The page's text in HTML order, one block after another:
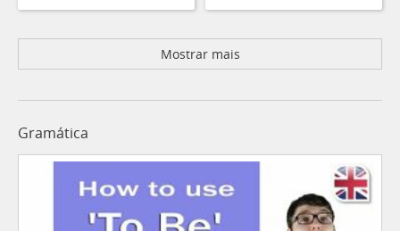
Mostrar mais
Gramática